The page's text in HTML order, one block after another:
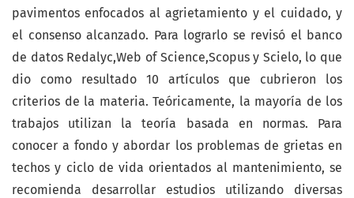
pavimentos enfocados al agrietamiento y el cuidado, y
el consenso alcanzado. Para lograrlo se revisó el banco
de datos Redalyc,Web of Science,Scopus y Scielo, lo que
dio como resultado 10 artículos que cubrieron los
criterios de la materia. Teóricamente, la mayoría de los
trabajos utilizan la teoría basada en normas. Para
conocer a fondo y abordar los problemas de grietas en
techos y ciclo de vida orientados al mantenimiento, se
recomienda desarrollar estudios utilizando diversas